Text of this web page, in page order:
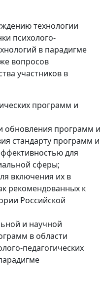
технологии
психолого-
в парадигме
вопросов
участников в
программ и
обновления программ и
стандарту программ и
для
сферы;
включения их в
рекомендованных к
Российской
и научной
в области
педагогических